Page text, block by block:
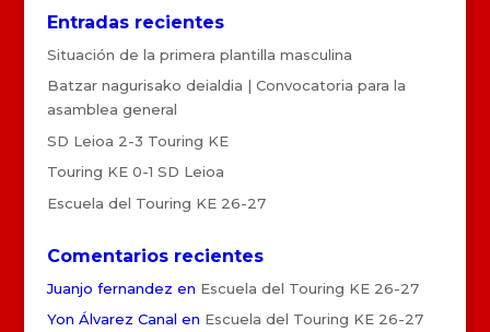
Entradas recientes
Situación de la primera plantilla masculina
Batzar nagurisako deialdia | Convocatoria para la
asamblea general
SD Leioa 2-3 Touring KE
Touring KE 0-1 SD Leioa
Escuela del Touring KE 26-27
Comentarios recientes
Juanjo fernandez en Escuela del Touring KE 26-27
Yon Álvarez Canal en Escuela del Touring KE 26-27